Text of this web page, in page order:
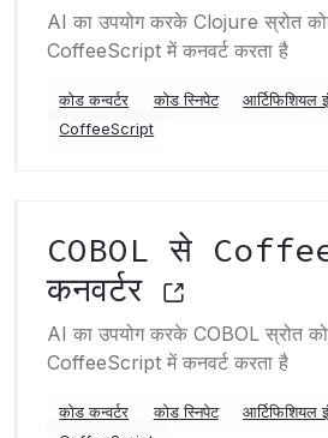
AI का उपयोग करके Clojure स्रोत
CoffeeScript में कनवर्ट करता है
कोड कन्वर्टर कोड स्निपेट आर्टिफिशियल
CoffeeScript
COBOL से
कनवर्टर
AI का उपयोग करके COBOL स्रोत
CoffeeScript में कनवर्ट करता है
कोड कन्वर्टर कोड स्निपेट आर्टिफिशियल